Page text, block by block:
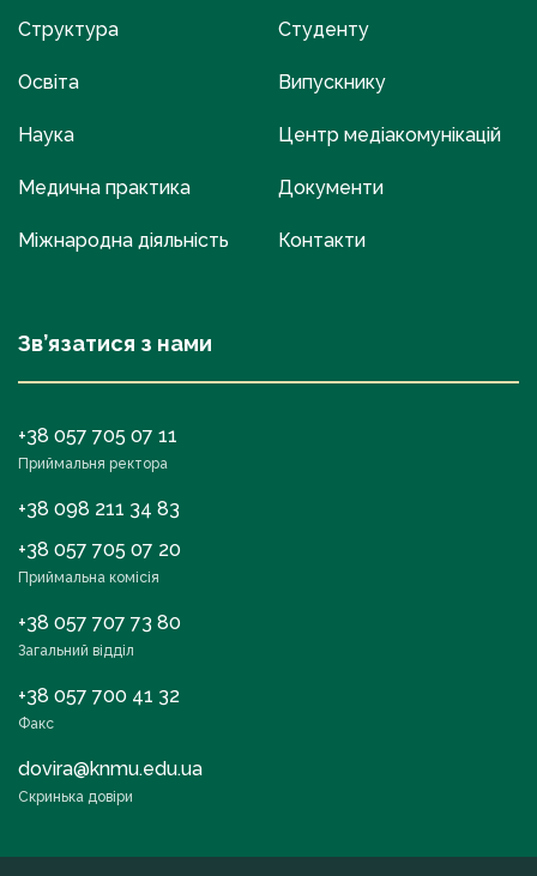
Структура
Освіта
Наука
Медична практика
Міжнародна діяльність
Студенту
Випускнику
Центр медіакомунікацій
Документи
Контакти
Зв’язатися з нами
+38 057 705 07 11
Приймальня ректора
+38 098 211 34 83
+38 057 705 07 20
Приймальна комісія
+38 057 707 73 80
Загальний відділ
+38 057 700 41 32
Факс
dovira@knmu.edu.ua
Скринька довіри